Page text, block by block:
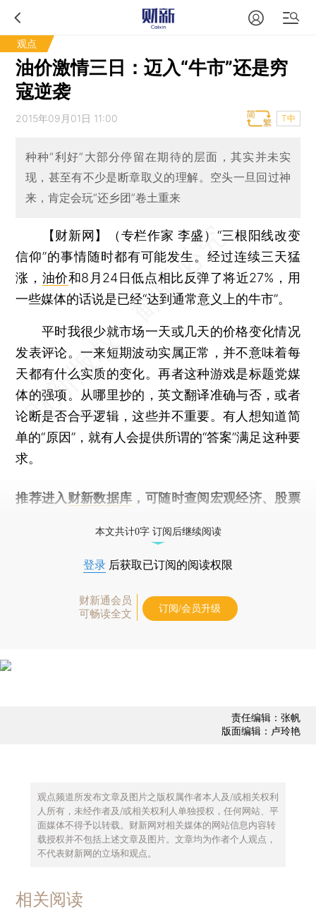
观点
油价激情三日：迈入“牛市”还是穷
寇逆袭
2015年09月01日 11:00 T中
种种“利好”大部分停留在期待的层面，其实并未实
现，甚至有不少是断章取义的理解。空头一旦回过神
来，肯定会玩“还乡团”卷土重来
【财新网】（专栏作家 李盛） “三根阳线改变
信仰”的事情随时都有可能发生。经过连续三天猛
涨， 油价和8月24日低点相比反弹了将近27%，用
一些媒体的话说是已经“达到通常意义上的牛市”。
平时我很少就市场一天或几天的价格变化情况
发表评论。一来短期波动实属正常，并不意味着每
天都有什么实质的变化。再者这种游戏是标题党媒
体的强项。从哪里抄的，英文翻译准确与否，或者
论断是否合乎逻辑，这些并不重要。有人想知道简
单的“原因”，就有人会提供所谓的“答案”满足这种要
求。
推荐进入 财新数据库 ，可随时查阅宏观经济、股票
本文共计0字 订阅后继续阅读
登录 后获取已订阅的阅读权限
财新通会员
可畅读全文
订阅/会员升级
责任编辑：张帆
版面编辑：卢玲艳
观点频道所发布文章及图片之版权属作者本人及/或相关权利
人所有，未经作者及/或相关权利人单独授权，任何网站、平
面媒体不得予以转载。财新网对相关媒体的网站信息内容转
载授权并不包括上述文章及图片。文章均为作者个人观点，
不代表财新网的立场和观点。
相关阅读